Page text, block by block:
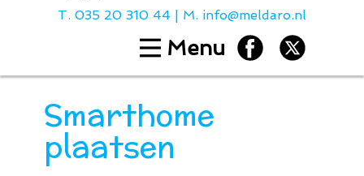
T. 035 20 310 44 | M. info@meldaro.nl
Menu
Diensten
Hulp bij
Over ons
Contact
Smarthome
plaatsen